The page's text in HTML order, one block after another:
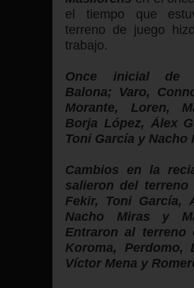
el tiempo que
terreno de juego
trabajo.
Once inicial de
Balona; Varo,
Morante, Loren,
Borja López, Álex
Toni García y Nacho
Cambios en la
salieron del terreno
Fekir, Toni García,
Nacho Miras y
Entraron al terreno
Koroma, Perdomo,
Víctor Mena y